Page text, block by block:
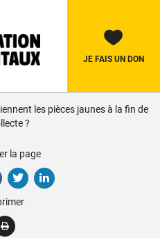
JE FAIS UN DON
les pièces jaunes à la fin de
?
la page